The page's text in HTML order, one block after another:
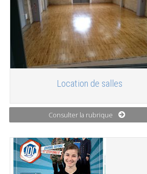
Location de salles
Consulter la rubrique